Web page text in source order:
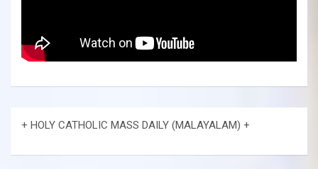
+ HOLY CATHOLIC MASS DAILY (MALAYALAM) +